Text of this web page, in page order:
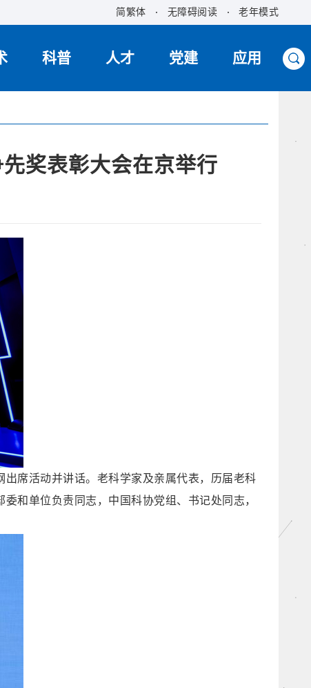
简繁体 无障碍阅读 老年模式
科普 人才 党建 应用
奖表彰大会在京举行
席活动并讲话。老科学家及亲属代表，历届老科
和单位负责同志，中国科协党组、书记处同志，